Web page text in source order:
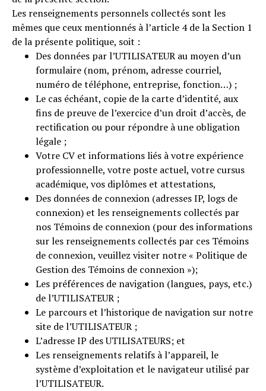
Les renseignements personnels collectés sont les
mêmes que ceux mentionnés à l’article 4 de la Section 1
de la présente politique, soit :
Des données par l’UTILISATEUR au moyen d’un
formulaire (nom, prénom, adresse courriel,
numéro de téléphone, entreprise, fonction…) ;
Le cas échéant, copie de la carte d’identité, aux
fins de preuve de l’exercice d’un droit d’accès, de
rectification ou pour répondre à une obligation
légale ;
Votre CV et informations liés à votre expérience
professionnelle, votre poste actuel, votre cursus
académique, vos diplômes et attestations,
Des données de connexion (adresses IP, logs de
connexion) et les renseignements collectés par
nos Témoins de connexion (pour des informations
sur les renseignements collectés par ces Témoins
de connexion, veuillez visiter notre « Politique de
Gestion des Témoins de connexion »);
Les préférences de navigation (langues, pays, etc.)
de l’UTILISATEUR ;
Le parcours et l’historique de navigation sur notre
site de l’UTILISATEUR ;
L’adresse IP des UTILISATEURS; et
Les renseignements relatifs à l’appareil, le
système d’exploitation et le navigateur utilisé par
l’UTILISATEUR.